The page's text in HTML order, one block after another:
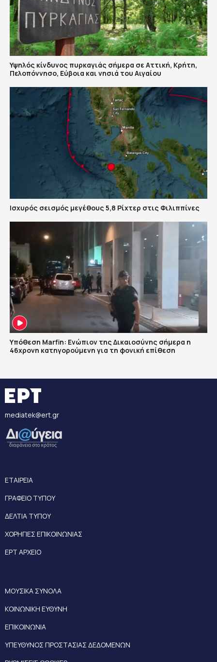
Υψηλός κίνδυνος πυρκαγιάς σήμερα σε Αττική, Κρήτη,
Πελοπόννησο, Εύβοια και νησιά του Αιγαίου
Ισχυρός σεισμός μεγέθους 5,8 Ρίχτερ στις Φιλιππίνες
Υπόθεση Marfin: Ενώπιον της Δικαιοσύνης σήμερα η
46χρονη κατηγορούμενη για τη φονική επίθεση
mediatek@ert.gr
ΕΤΑΙΡΕΙΑ
ΓΡΑΦΕΙΟ ΤΥΠΟΥ
ΔΕΛΤΙΑ ΤΥΠΟΥ
ΧΟΡΗΓΙΕΣ ΕΠΙΚΟΙΝΩΝΙΑΣ
ΕΡΤ ΑΡΧΕΙΟ
ΜΟΥΣΙΚΑ ΣΥΝΟΛΑ
ΚΟΙΝΩΝΙΚΗ ΕΥΘΥΝΗ
ΕΠΙΚΟΙΝΩΝΙΑ
ΥΠΕΥΘΥΝΟΣ ΠΡΟΣΤΑΣΙΑΣ ΔΕΔΟΜΕΝΩΝ